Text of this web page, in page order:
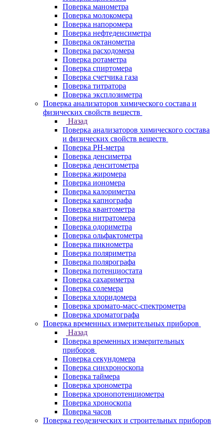
Поверка манометра
Поверка молокомера
Поверка напоромера
Поверка нефтеденсиметра
Поверка октанометра
Поверка расходомера
Поверка ротаметра
Поверка спиртомера
Поверка счетчика газа
Поверка титратора
Поверка эксплозиметра
Поверка анализаторов химического состава и
физических свойств веществ
Назад
Поверка анализаторов химического состава
и физических свойств веществ
Поверка PH-метра
Поверка денсиметра
Поверка денситометра
Поверка жиромера
Поверка иономера
Поверка калориметра
Поверка капнографа
Поверка квантометра
Поверка нитратомера
Поверка одориметра
Поверка ольфактометра
Поверка пикнометра
Поверка поляриметра
Поверка полярографа
Поверка потенциостата
Поверка сахариметра
Поверка солемера
Поверка хлоридомера
Поверка хромато-масс-спектрометра
Поверка хроматографа
Поверка временных измерительных приборов
Назад
Поверка временных измерительных
приборов
Поверка секундомера
Поверка синхроноскопа
Поверка таймера
Поверка хронометра
Поверка хронопотенциометра
Поверка хроноскопа
Поверка часов
Поверка геодезических и строительных приборов